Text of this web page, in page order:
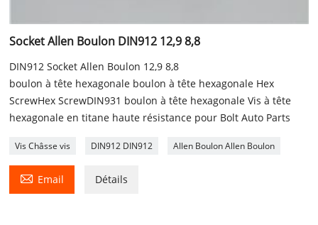
Socket Allen Boulon DIN912 12,9 8,8
DIN912 Socket Allen Boulon 12,9 8,8
boulon à tête hexagonale boulon à tête hexagonale Hex
ScrewHex ScrewDIN931 boulon à tête hexagonale Vis à tête
hexagonale en titane haute résistance pour Bolt Auto Parts
Vis Châsse vis DIN912 DIN912 Allen Boulon Allen Boulon
 Email Détails